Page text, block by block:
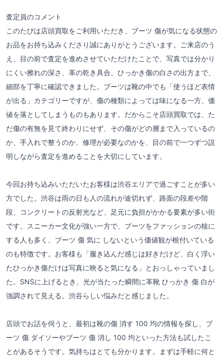
査定員のコメント
このたびは店頭買取をご利用いただき、ブーツ 傷が気になる状態の
お品をお持ち込みくださり誠にありがとうございます。ご来店のう
え、目の前で査定を進めさせていただけたことで、写真では分かり
にくい擦れの深さ、革の乾き具合、ひっかき傷の白さの出方まで、
細部を丁寧に確認できました。ブーツは靴の中でも「使うほど表情
が出る」カテゴリーですが、傷の種類によっては味になる一方、価
値を落としてしまうものもあります。だからこそ店頭買取では、た
だ傷の有無を見て終わりにせず、その傷がどの層まで入っているの
か、手入れで整うのか、修理が必要なのかを、目の前で一つずつ説
明しながら査定を進めることを大切にしています。
今回お持ち込みいただいたお客様は渋谷エリアで過ごすことが多い
方でした。渋谷は雨の日も人の流れが途切れず、路面の段差や階
段、コンクリートの反射光など、足元に負担がかかる要素が多い街
です。スニーカー文化が強い一方で、ブーツをファッションの核に
する人も多く、ブーツ 傷 気に しないという価値観が根付いている
のも特徴です。お客様も「履き込んだ感じは好きだけど、白く浮い
たひっかき傷だけは写真に映ると気になる」とおっしゃっていまし
た。SNSに上げるとき、光が当たった瞬間に革靴 ひっかき 傷 白が
強調されて見える。渋谷らしい悩みだと感じました。
店頭でお話を伺うと、最初は靴の傷 消す 100 均の情報を探し、ブ
ーツ 傷 ダイソーやブーツ 傷 消し 100 均といった方法も試したこ
とがあるそうです。気持ちはとても分かります。まずは手軽に何と